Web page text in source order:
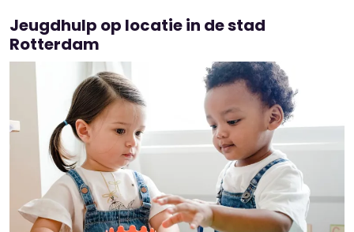
Jeugdhulp op locatie in de stad
Rotterdam